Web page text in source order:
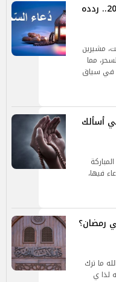
دعاء قبل السحور اليوم 26 رمضان 2025.. ردده
مشيرين
مما
في سياق
إني أسألك
فيها،
رمضان؟
ما ترك
لذا ي